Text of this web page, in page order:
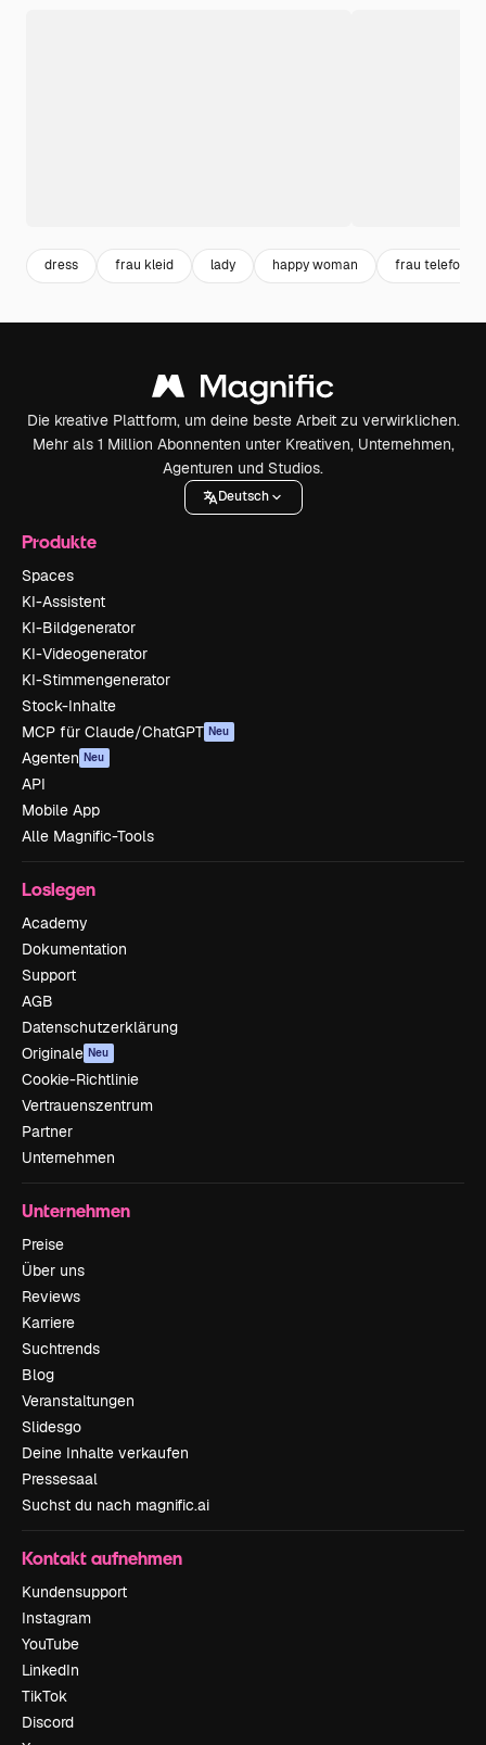
dress frau kleid lady happy woman frau telefon
Die kreative Plattform, um deine beste Arbeit zu verwirklichen.
Mehr als 1 Million Abonnenten unter Kreativen, Unternehmen,
Agenturen und Studios.
Deutsch
Produkte
Spaces
KI-Assistent
KI-Bildgenerator
KI-Videogenerator
KI-Stimmengenerator
Stock-Inhalte
MCP für Claude/ChatGPT Neu
Agenten Neu
API
Mobile App
Alle Magnific-Tools
Loslegen
Academy
Dokumentation
Support
AGB
Datenschutzerklärung
Originale Neu
Cookie-Richtlinie
Vertrauenszentrum
Partner
Unternehmen
Unternehmen
Preise
Über uns
Reviews
Karriere
Suchtrends
Blog
Veranstaltungen
Slidesgo
Deine Inhalte verkaufen
Pressesaal
Suchst du nach magnific.ai
Kontakt aufnehmen
Kundensupport
Instagram
YouTube
LinkedIn
TikTok
Discord